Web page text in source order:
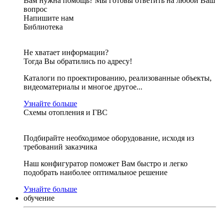
вопрос
Напишите нам
Библиотека
Не хватает информации?
Тогда Вы обратились по адресу!
Каталоги по проектированию, реализованные объекты,
видеоматериалы и многое другое...
Узнайте больше
Схемы отопления и ГВС
Подбирайте необходимое оборудование, исходя из
требований заказчика
Наш конфигуратор поможет Вам быстро и легко
подобрать наиболее оптимальное решение
Узнайте больше
обучение